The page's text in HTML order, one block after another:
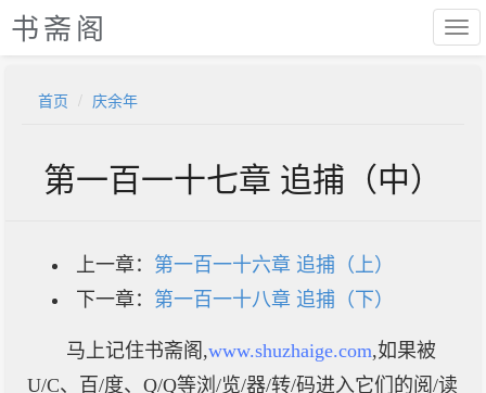
书斋阁
首页 庆余年
第一百一十七章 追捕（中）
上一章： 第一百一十六章 追捕（上）
下一章： 第一百一十八章 追捕（下）
马上记住书斋阁,www.shuzhaige.com,如果被
U/C、百/度、Q/Q等浏/览/器/转/码进入它们的阅/读